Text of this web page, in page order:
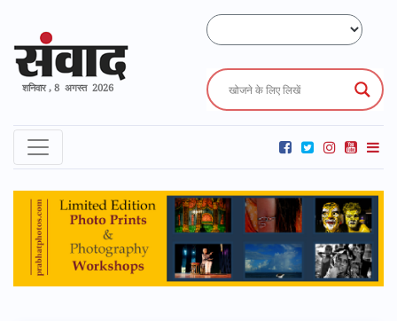
शनिवार , 8 अगस्त 2026